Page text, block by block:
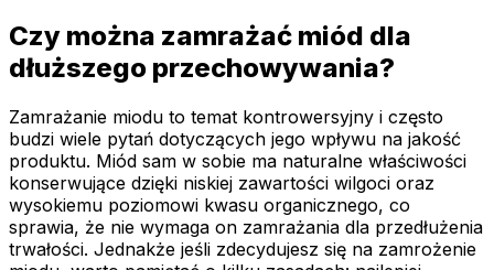
Czy można zamrażać miód dla
dłuższego przechowywania?
Zamrażanie miodu to temat kontrowersyjny i często
budzi wiele pytań dotyczących jego wpływu na jakość
produktu. Miód sam w sobie ma naturalne właściwości
konserwujące dzięki niskiej zawartości wilgoci oraz
wysokiemu poziomowi kwasu organicznego, co
sprawia, że nie wymaga on zamrażania dla przedłużenia
trwałości. Jednakże jeśli zdecydujesz się na zamrożenie